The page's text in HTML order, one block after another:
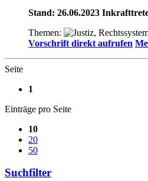
Stand: 26.06.2023
Themen:
Vorschrift direkt aufrufen
Seite
1
Einträge pro Seite
10
20
50
Suchfilter